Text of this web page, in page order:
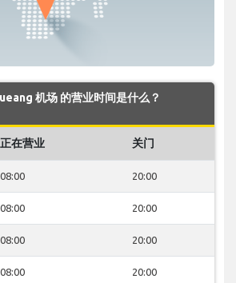
机场 的营业时间是什么？
正在营业 关门
08:00 20:00
08:00 20:00
08:00 20:00
08:00 20:00